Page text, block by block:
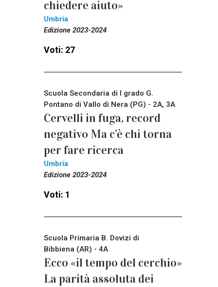
chiedere aiuto»
Umbria
Edizione 2023-2024
Voti: 27
Scuola Secondaria di I grado G.
Pontano di Vallo di Nera (PG) - 2A, 3A
Cervelli in fuga, record
negativo Ma c’è chi torna
per fare ricerca
Umbria
Edizione 2023-2024
Voti: 1
Scuola Primaria B. Dovizi di
Bibbiena (AR) - 4A
Ecco «il tempo del cerchio»
La parità assoluta dei